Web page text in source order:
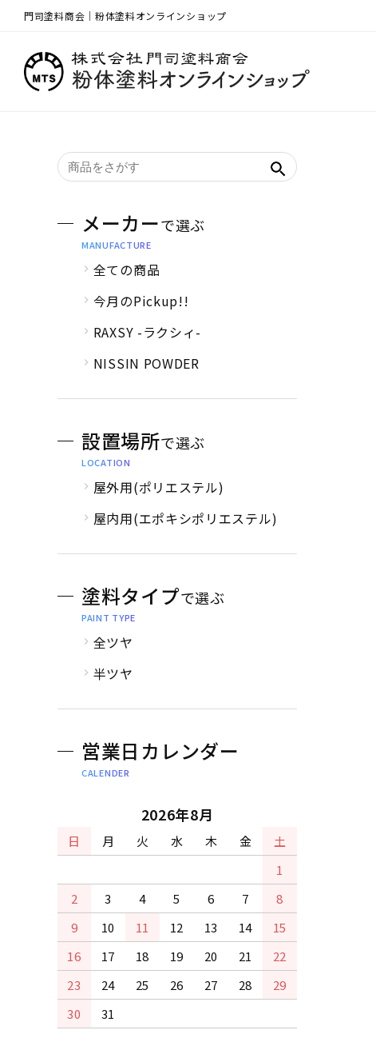
門司塗料商会｜粉体塗料オンラインショップ
メーカーで選ぶ
MANUFACTURE
全ての商品
今月のPickup!!
RAXSY -ラクシィ-
NISSIN POWDER
設置場所で選ぶ
LOCATION
屋外用(ポリエステル)
屋内用(エポキシポリエステル)
塗料タイプで選ぶ
PAINT TYPE
全ツヤ
半ツヤ
営業日カレンダー
CALENDER
2026年8月
日 月 火 水 木 金
土
1
2
3 4 5 6 7
8
9
10 11 12 13 14
15
16
17 18 19 20 21
22
23
24 25 26 27 28
29
30
31